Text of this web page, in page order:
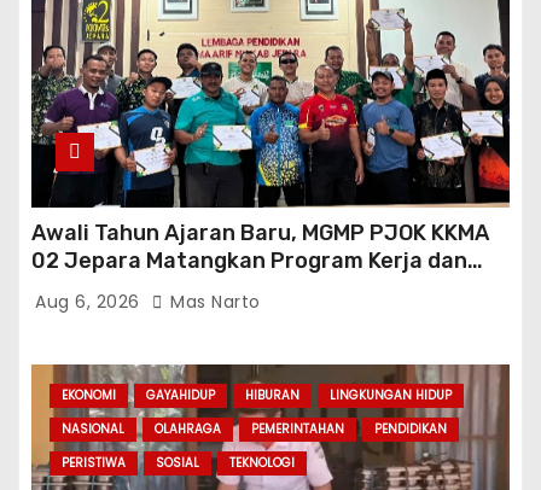
Awali Tahun Ajaran Baru, MGMP PJOK KKMA
02 Jepara Matangkan Program Kerja dan
Asesmen Gasal
Aug 6, 2026 Mas Narto
EKONOMI GAYAHIDUP HIBURAN
LINGKUNGAN HIDUP
NASIONAL
OLAHRAGA PEMERINTAHAN
PENDIDIKAN
PERISTIWA
SOSIAL TEKNOLOGI